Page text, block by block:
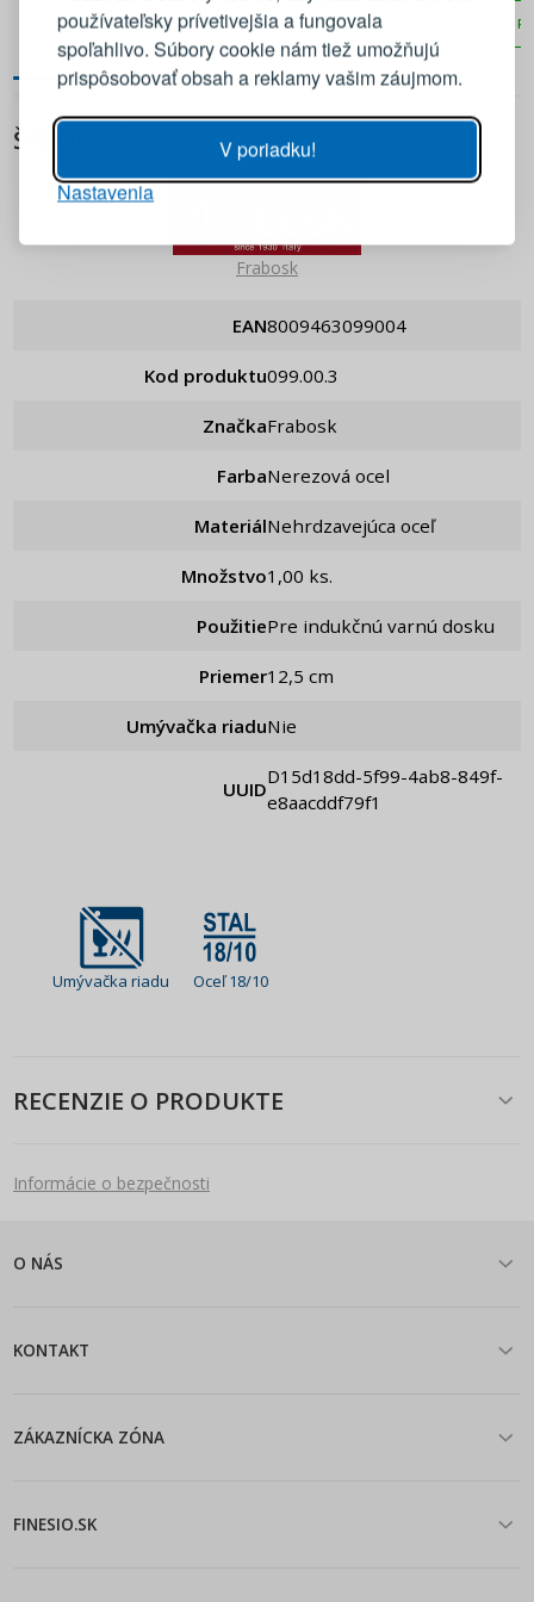
používateľsky prívetivejšia a fungovala
spoľahlivo. Súbory cookie nám tiež umožňujú
prispôsobovať obsah a reklamy vašim záujmom.
V poriadku!
Nastavenia
PRIDAŤ DO KOŠÍKA
nehrdzavejúcej ocele
PRIDAŤ DO KOŠÍKA
ŠPECIFIKÁCIA
Frabosk
EAN 8009463099004
Kod produktu 099.00.3
Značka Frabosk
Farba Nerezová ocel
Materiál Nehrdzavejúca oceľ
Množstvo 1,00 ks.
Použitie Pre indukčnú varnú dosku
Priemer 12,5 cm
Umývačka riadu Nie
UUID
d15d18dd-5f99-4ab8-849f-
e8aacddf79f1
Umývačka riadu Oceľ 18/10
RECENZIE O PRODUKTE
Informácie o bezpečnosti
O NÁS
KONTAKT
ZÁKAZNÍCKA ZÓNA
FINESIO.SK
E-mail
PRIHLÁSIŤ SA
Pripomenutie hesla